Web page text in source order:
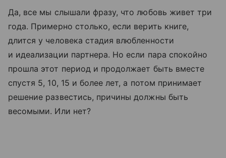
Да, все мы слышали фразу, что любовь живет три
года. Примерно столько, если верить книге,
длится у человека стадия влюбленности
и идеализации партнера. Но если пара спокойно
прошла этот период и продолжает быть вместе
спустя 5, 10, 15 и более лет, а потом принимает
решение развестись, причины должны быть
весомыми. Или нет?